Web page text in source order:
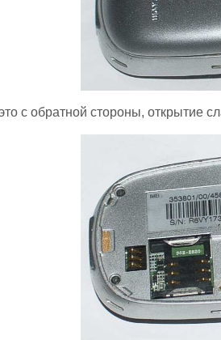
с обратной стороны, открытие